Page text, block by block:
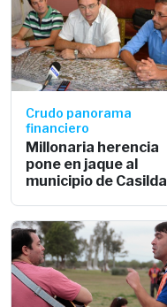
Crudo panorama
financiero
Millonaria herencia
pone en jaque al
municipio de Casilda